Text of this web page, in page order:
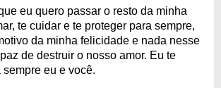
eu quero passar o resto da minha
te cuidar e te proteger para sempre,
da minha felicidade e nada nesse
de destruir o nosso amor. Eu te
eu e você.